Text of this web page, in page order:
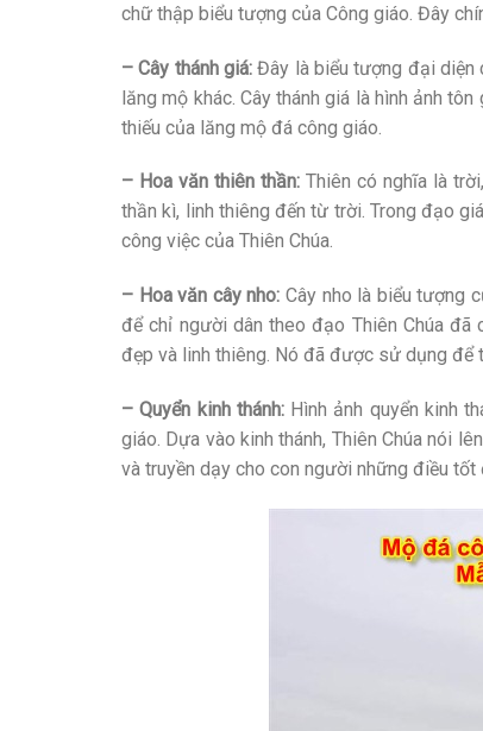
chữ thập biểu tượng của Công giáo. Đây
– Cây thánh giá:Đây là biểu tượng đại diện
lăng mộ khác. Cây thánh giá là hình ảnh
thiếu của lăng mộ đá công giáo.
– Hoa văn thiên thần: Thiên có nghĩa là
thần kì, linh thiêng đến từ trời. Trong đạo
công việc của Thiên Chúa.
– Hoa văn cây nho: Cây nho là biểu tượng
để chỉ người dân theo đạo Thiên Chúa đã
đẹp và linh thiêng. Nó đã được sử dụng để
– Quyển kinh thánh:Hình ảnh quyển kinh
giáo. Dựa vào kinh thánh, Thiên Chúa nói
và truyền dạy cho con người những điều tốt